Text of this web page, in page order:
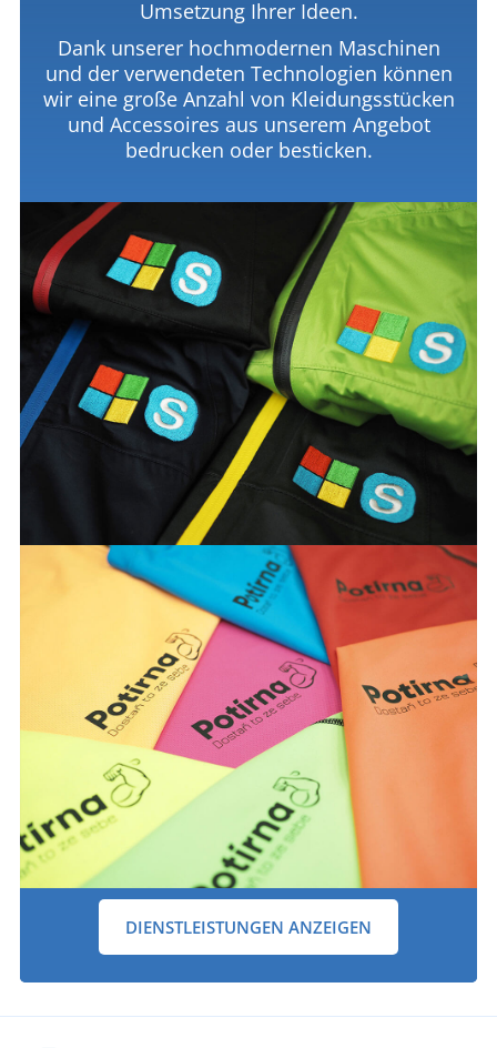
Umsetzung Ihrer Ideen.
Dank unserer hochmodernen Maschinen
und der verwendeten Technologien können
wir eine große Anzahl von Kleidungsstücken
und Accessoires aus unserem Angebot
bedrucken oder besticken.
DIENSTLEISTUNGEN ANZEIGEN